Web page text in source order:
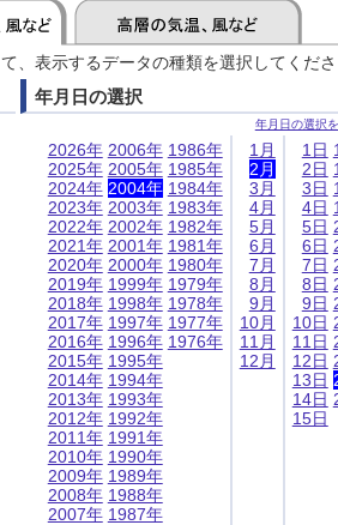
、表示するデータの種類を選択してくだ
年月日の選択
年月日の選択
2026年
2025年
2024年
2023年
2022年
2021年
2020年
2019年
2018年
2017年
2016年
2015年
2014年
2013年
2012年
2011年
2010年
2009年
2008年
2007年
2006年
2005年
2004年
2003年
2002年
2001年
2000年
1999年
1998年
1997年
1996年
1995年
1994年
1993年
1992年
1991年
1990年
1989年
1988年
1987年
1986年
1985年
1984年
1983年
1982年
1981年
1980年
1979年
1978年
1977年
1976年
1月
2月
3月
4月
5月
6月
7月
8月
9月
10月
11月
12月
1日
2日
3日
4日
5日
6日
7日
8日
9日
10日
11日
12日
13日
14日
15日